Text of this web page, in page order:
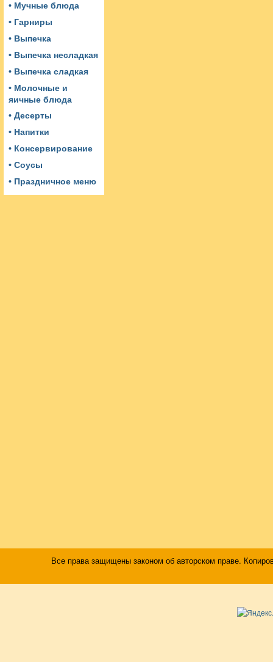
• Мучные блюда
• Гарниры
• Выпечка
• Выпечка несладкая
• Выпечка сладкая
• Молочные и
яичные блюда
• Десерты
• Напитки
• Консервирование
• Соусы
• Праздничное меню
Все права защищены законом об авторском праве.